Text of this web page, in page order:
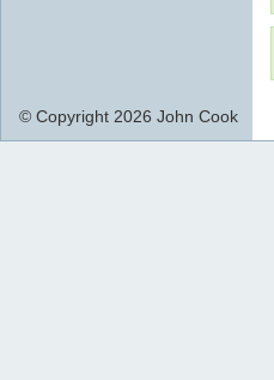
© Copyright 2026 John Cook